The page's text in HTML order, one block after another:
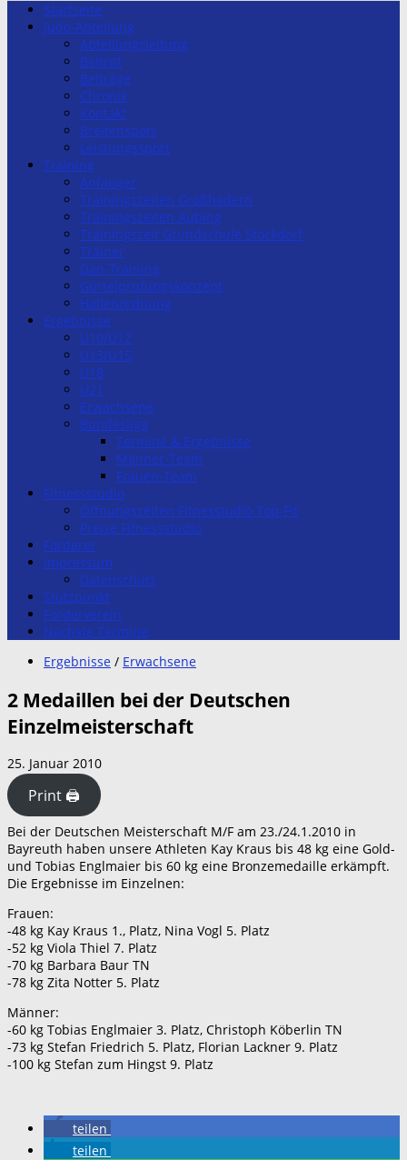
Startseite
Judo-Abteilung
Abteilungsleitung
Beitritt
Beiträge
Chronik
Kontakt
Breitensport
Leistungssport
Training
Anfänger
Trainingszeiten Großhadern
Trainingszeiten Aubing
Trainingszeit Grundschule Stockdorf
Trainer
Dan-Training
Gürtelprüfungskonzept
Hallenordnung
Ergebnisse
U10/U12
U13/U15
U18
U21
Erwachsene
Bundesliga
Termine & Ergebnisse
Männer-Team
Frauen-Team
Fitnessstudio
Öffnungszeiten Fitnesstudio Top-Fit
Preise Fitnessstudio
Förderer
Impressum
Datenschutz
Stützpunkt
Förderverein
Nächste Termine
Ergebnisse / Erwachsene
2 Medaillen bei der Deutschen
Einzelmeisterschaft
25. Januar 2010
Print 🖨
Bei der Deutschen Meisterschaft M/F am 23./24.1.2010 in
Bayreuth haben unsere Athleten Kay Kraus bis 48 kg eine Gold-
und Tobias Englmaier bis 60 kg eine Bronzemedaille erkämpft.
Die Ergebnisse im Einzelnen:
Frauen:
-48 kg Kay Kraus 1., Platz, Nina Vogl 5. Platz
-52 kg Viola Thiel 7. Platz
-70 kg Barbara Baur TN
-78 kg Zita Notter 5. Platz
Männer:
-60 kg Tobias Englmaier 3. Platz, Christoph Köberlin TN
-73 kg Stefan Friedrich 5. Platz, Florian Lackner 9. Platz
-100 kg Stefan zum Hingst 9. Platz
teilen
teilen